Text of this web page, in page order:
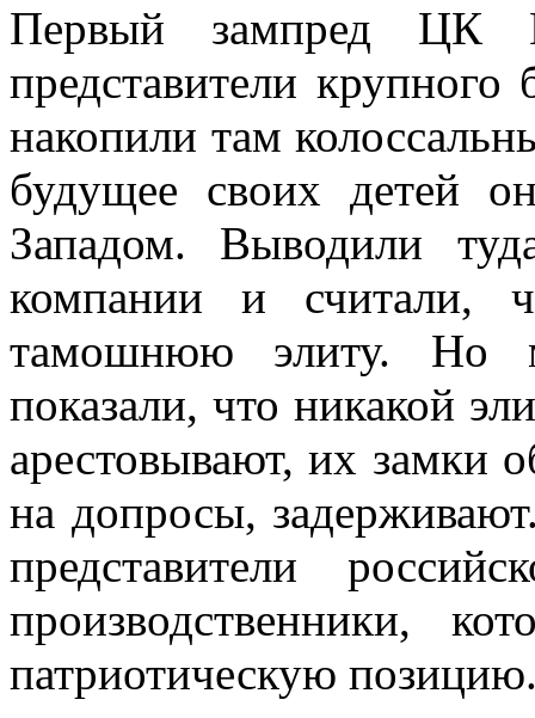
Первый зампред ЦК
представители
накопили там
будущее своих детей
Западом. Выводили
компании и считали,
тамошнюю элиту. Но
показали, что никакой
арестовывают, их замки
на допросы,
представители
производственники,
патриотическую